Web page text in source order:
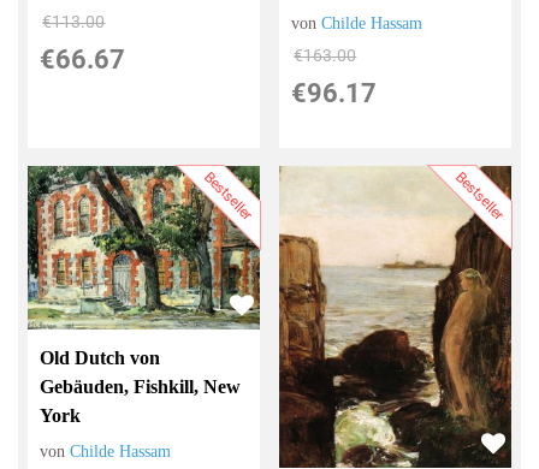
€113.00
€66.67
vonChilde Hassam
€163.00
€96.17
Bestseller
Old Dutch von
Gebäuden, Fishkill, New
York
vonChilde Hassam
Bestseller